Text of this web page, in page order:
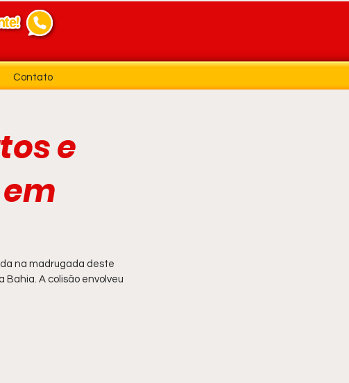
Contato
e
na madrugada deste
Bahia. A colisão envolveu